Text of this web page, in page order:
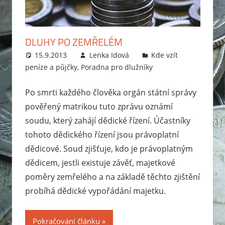
zabavit
exekutor,
probíhá
exekuce
mzdu
bankovní
účet?
Rady
zbavit
dluhů
DLUHY PO ZEMŘELÉM
15.9.2013 Lenka Idová
Kde vzít
peníze a půjčky, Poradna pro dlužníky
Po smrti každého člověka orgán státní správy
pověřený matrikou tuto zprávu oznámí
soudu, který zahájí dědické řízení. Účastníky
tohoto dědického řízení jsou právoplatní
dědicové. Soud zjišťuje, kdo je právoplatným
dědicem, jestli existuje závěť, majetkové
poměry zemřelého a na základě těchto zjištění
probíhá dědické vypořádání majetku.
Pokračování článku